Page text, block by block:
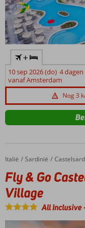
+
10 sep 2026 (do) 4
vanaf Amsterdam
Nog 3
Home
Italië Sardinië
Fly & Go Castelsardo Resort Village
Fly & Go
Village
All Inclusive